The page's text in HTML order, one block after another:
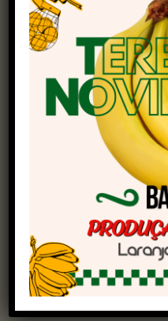
Pariquera-Açu (SP), na
O governador em
Paulo, Felicio Ramuth,
estarão presentes na
A feira tem previsão
milhões em negócios
pesquisadores e
Segundo os
aproximadamente 10
quatro dias do evento.
No local, haverá